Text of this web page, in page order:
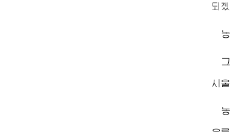
되
시